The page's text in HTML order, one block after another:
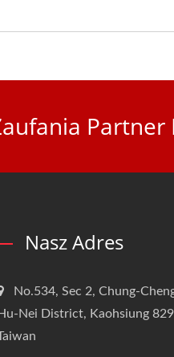
Partner
Nasz Adres
No.534, Sec 2, Chung-
Hu-Nei District, Kaohsiung